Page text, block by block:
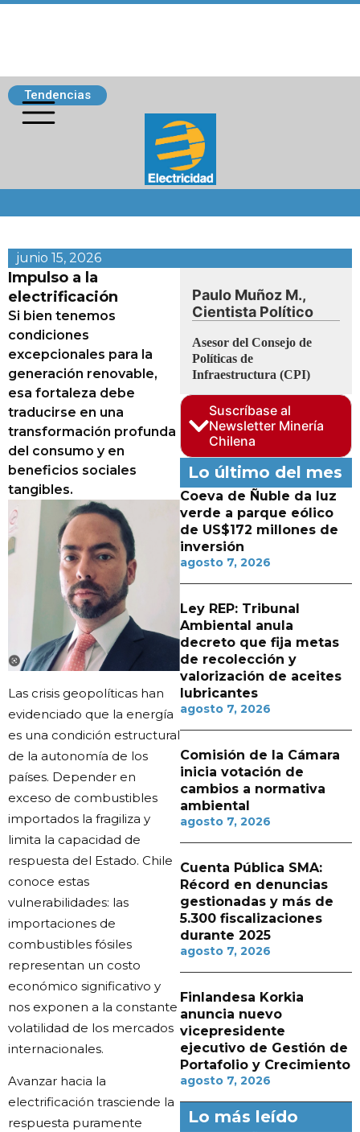
Tendencias
junio 15, 2026
Impulso a la
electrificación
Si bien tenemos
condiciones
excepcionales para la
generación renovable,
esa fortaleza debe
traducirse en una
transformación profunda
del consumo y en
beneficios sociales
tangibles.
Las crisis geopolíticas han
evidenciado que la energía
es una condición estructural
de la autonomía de los
países. Depender en
exceso de combustibles
importados la fragiliza y
limita la capacidad de
respuesta del Estado. Chile
conoce estas
vulnerabilidades: las
importaciones de
combustibles fósiles
representan un costo
económico significativo y
nos exponen a la constante
volatilidad de los mercados
internacionales.
Avanzar hacia la
electrificación trasciende la
respuesta puramente
Paulo Muñoz M.,
Cientista Político
Asesor del Consejo de
Políticas de
Infraestructura (CPI)
Suscríbase al
Newsletter Minería
Chilena
Lo último del mes
Coeva de Ñuble da luz
verde a parque eólico
de US$172 millones de
inversión
agosto 7, 2026
Ley REP: Tribunal
Ambiental anula
decreto que fija metas
de recolección y
valorización de aceites
lubricantes
agosto 7, 2026
Comisión de la Cámara
inicia votación de
cambios a normativa
ambiental
agosto 7, 2026
Cuenta Pública SMA:
Récord en denuncias
gestionadas y más de
5.300 fiscalizaciones
durante 2025
agosto 7, 2026
Finlandesa Korkia
anuncia nuevo
vicepresidente
ejecutivo de Gestión de
Portafolio y Crecimiento
agosto 7, 2026
Lo más leído